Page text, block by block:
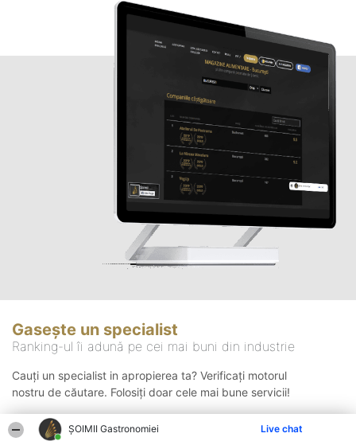
ȘOIMII Gastronomiei Live chat
Gasește un specialist
Ranking-ul îi adună pe cei mai buni din industrie
Cauți un specialist in apropierea ta? Verificați motorul
nostru de căutare. Folosiți doar cele mai bune servicii!